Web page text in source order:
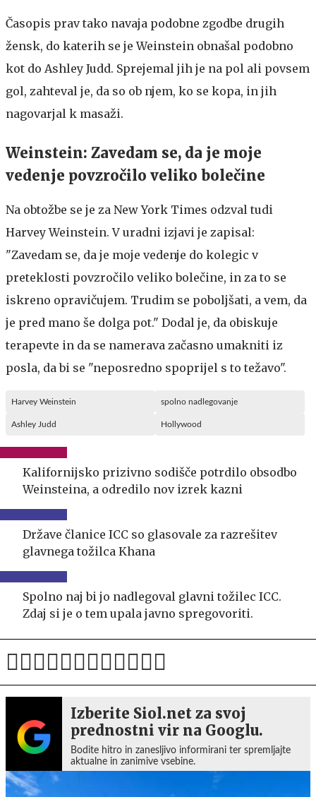
Časopis prav tako navaja podobne zgodbe drugih
žensk, do katerih se je Weinstein obnašal podobno
kot do Ashley Judd. Sprejemal jih je na pol ali povsem
gol, zahteval je, da so ob njem, ko se kopa, in jih
nagovarjal k masaži.
Weinstein: Zavedam se, da je moje
vedenje povzročilo veliko bolečine
Na obtožbe se je za New York Times odzval tudi
Harvey Weinstein. V uradni izjavi je zapisal:
"Zavedam se, da je moje vedenje do kolegic v
preteklosti povzročilo veliko bolečine, in za to se
iskreno opravičujem. Trudim se poboljšati, a vem, da
je pred mano še dolga pot." Dodal je, da obiskuje
terapevte in da se namerava začasno umakniti iz
posla, da bi se "neposredno spoprijel s to težavo".
Harvey Weinstein spolno nadlegovanje
Ashley Judd Hollywood
Kalifornijsko prizivno sodišče potrdilo obsodbo
Weinsteina, a odredilo nov izrek kazni
Države članice ICC so glasovale za razrešitev
glavnega tožilca Khana
Spolno naj bi jo nadlegoval glavni tožilec ICC.
Zdaj si je o tem upala javno spregovoriti.
Izberite Siol.net za svoj
prednostni vir na Googlu.
Bodite hitro in zanesljivo informirani ter spremljajte
aktualne in zanimive vsebine.